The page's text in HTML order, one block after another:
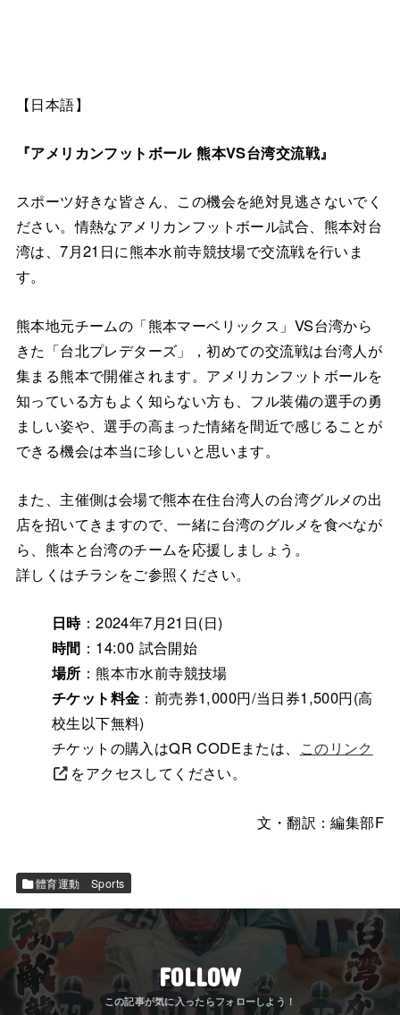
【日本語】
『アメリカンフットボール 熊本VS台湾交流戦』
スポーツ好きな皆さん、この機会を絶対見逃さないでく
ださい。情熱なアメリカンフットボール試合、熊本対台
湾は、7月21日に熊本水前寺競技場で交流戦を行いま
す。
熊本地元チームの「熊本マーベリックス」VS台湾から
きた「台北プレデターズ」，初めての交流戦は台湾人が
集まる熊本で開催されます。アメリカンフットボールを
知っている方もよく知らない方も、フル装備の選手の勇
ましい姿や、選手の高まった情緒を間近で感じることが
できる機会は本当に珍しいと思います。
また、主催側は会場で熊本在住台湾人の台湾グルメの出
店を招いてきますので、一緒に台湾のグルメを食べなが
ら、熊本と台湾のチームを応援しましょう。
詳しくはチラシをご参照ください。
日時：2024年7月21日(日)
時間 ：14:00 試合開始
場所 ：熊本市水前寺競技場
チケット料金 ：前売券1,000円/当日券1,500円(高
校生以下無料)
チケットの購入はQR CODEまたは、 このリンク
をアクセスしてください。
文・翻訳：編集部F
體育運動 Sports
FOLLOW